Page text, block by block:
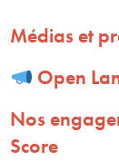
Médias et
Open
Nos
Score